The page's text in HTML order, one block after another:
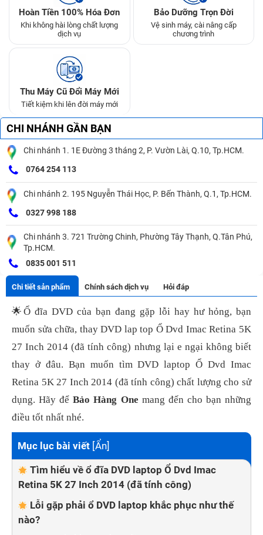
Hoàn Tiền 100% Hóa Đơn
Khi không hài lòng chất lượng
dịch vụ
Bảo Dưỡng Trọn Đời
Vệ sinh máy, cài nâng cấp
chương trình
Thu Máy Cũ Đổi Máy Mới
Tiết kiệm khi lên đời máy mới
CHI NHÁNH GẦN BẠN
Chi nhánh 1. 1E Đường 3 tháng 2, P. Vườn Lài, Q.10, Tp.HCM.
0764 254 113
Chi nhánh 2. 195 Nguyễn Thái Học, P. Bến Thành, Q.1, Tp.HCM.
0327 998 188
Chi nhánh 3. 721 Trường Chinh, Phường Tây Thạnh, Q.Tân Phú,
Tp.HCM.
0835 001 511
Chi tiết sản phẩm Chính sách dịch vụ Hỏi đáp
🌟 Ổ đĩa DVD của bạn đang gặp lỗi hay hư hỏng, bạn
muốn sửa chữa, thay DVD lap top Ổ Dvd Imac Retina 5K
27 Inch 2014 (đã tính công) nhưng lại e ngại không biết
thay ở đâu. Bạn muốn tìm DVD laptop Ổ Dvd Imac
Retina 5K 27 Inch 2014 (đã tính công) chất lượng cho sử
dụng. Hãy đểBảo Hàng One mang đến cho bạn những
điều tốt nhất nhé.
Mục lục bài viết [Ẩn]
Tìm hiểu về ổ đĩa DVD laptop Ổ Dvd Imac
Retina 5K 27 Inch 2014 (đã tính công)
Lỗi gặp phải ổ DVD laptop khắc phục như thế
nào?